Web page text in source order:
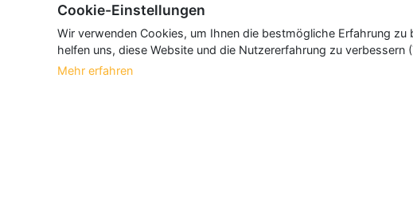
Cookie-Einstellungen
Wir verwenden Cookies, um Ihnen die bestmögliche Erfahrung
helfen uns, diese Website und die Nutzererfahrung zu
Mehr erfahren